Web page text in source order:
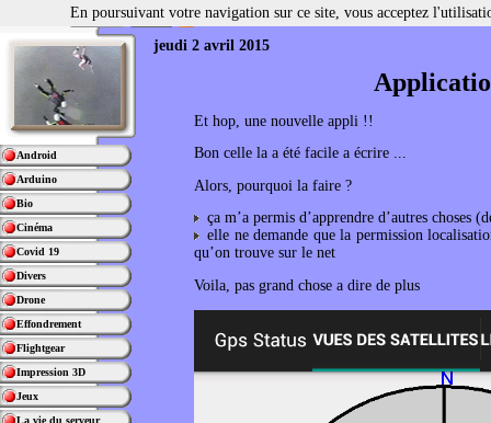
Android
Arduino
Bio
Cinéma
Covid 19
Divers
Drone
Effondrement
Flightgear
Impression 3D
Jeux
La vie du serveur
jeudi 2 avril 2015
Et hop, une nouvelle appli !!
Bon celle la a été facile a écrire ...
Alors, pourquoi la faire ?
ça m’a permis d’apprendre d’autres choses
elle ne demande que la permission
qu’on trouve sur le net
Voila, pas grand chose a dire de plus
En poursuivant votre navigation sur ce site, vous acceptez